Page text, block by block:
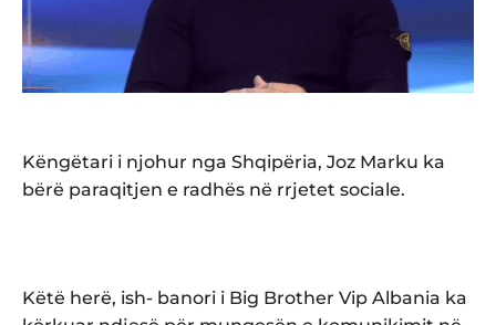
Këngëtari i njohur nga Shqipëria, Joz Marku ka
bërë paraqitjen e radhës në rrjetet sociale.
Këtë herë, ish- banori i Big Brother Vip Albania ka